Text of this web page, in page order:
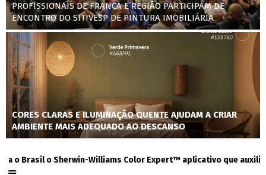
PROFISSIONAIS DE FRANCA E REGIÃO PARTICIPAM DE
ENCONTRO DO SITIVESP DE PINTURA IMOBILIÁRIA
CORES CLARAS E ILUMINAÇÃO QUENTE AJUDAM A CRIAR
AMBIENTE MAIS ADEQUADO AO DESCANSO
o Sherwin-Williams Color Expert™ aplicativo que auxilia